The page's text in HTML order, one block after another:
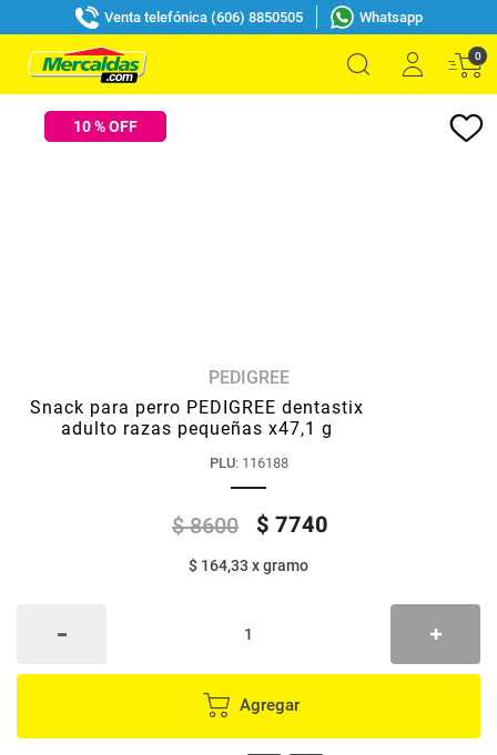
Venta telefónica (606) 8850505 Whatsapp
0
10% OFF
PEDIGREE
Snack para perro PEDIGREE dentastix
adulto razas pequeñas x47,1 g
PLU: 116188
$ 8600 $ 7740
$ 164,33 xgramo
Agregar